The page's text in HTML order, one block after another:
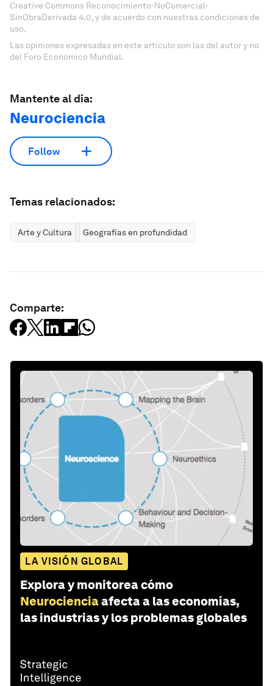
Creative Commons Reconocimiento-NoComercial-
SinObraDerivada 4.0, y de acuerdo con nuestras condiciones de
uso.
Las opiniones expresadas en este artículo son las del autor y no
del Foro Económico Mundial.
Mantente al día:
Neurociencia
Follow
Temas relacionados:
Arte y Cultura Geografías en profundidad
Comparte:
LA VISIÓN GLOBAL
Explora y monitorea cómo
Neurocienciaafecta a las economías,
las industrias y los problemas globales